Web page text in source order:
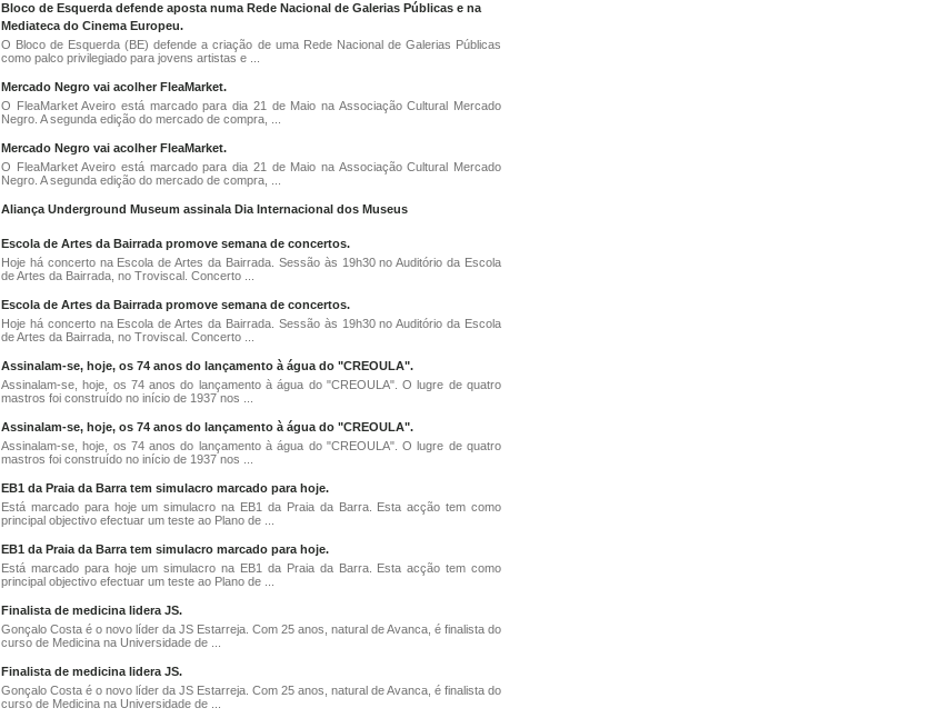
Bloco de Esquerda defende aposta numa Rede Nacional de Galerias Públicas e na
Mediateca do Cinema Europeu.
O Bloco de Esquerda (BE) defende a criação de uma Rede Nacional de Galerias Públicas
como palco privilegiado para jovens artistas e ...
Mercado Negro vai acolher FleaMarket.
O FleaMarket Aveiro está marcado para dia 21 de Maio na Associação Cultural Mercado
Negro. A segunda edição do mercado de compra, ...
Mercado Negro vai acolher FleaMarket.
O FleaMarket Aveiro está marcado para dia 21 de Maio na Associação Cultural Mercado
Negro. A segunda edição do mercado de compra, ...
Aliança Underground Museum assinala Dia Internacional dos Museus
Escola de Artes da Bairrada promove semana de concertos.
Hoje há concerto na Escola de Artes da Bairrada. Sessão às 19h30 no Auditório da Escola
de Artes da Bairrada, no Troviscal. Concerto ...
Escola de Artes da Bairrada promove semana de concertos.
Hoje há concerto na Escola de Artes da Bairrada. Sessão às 19h30 no Auditório da Escola
de Artes da Bairrada, no Troviscal. Concerto ...
Assinalam-se, hoje, os 74 anos do lançamento à água do "CREOULA".
Assinalam-se, hoje, os 74 anos do lançamento à água do "CREOULA". O lugre de quatro
mastros foi construído no início de 1937 nos ...
Assinalam-se, hoje, os 74 anos do lançamento à água do "CREOULA".
Assinalam-se, hoje, os 74 anos do lançamento à água do "CREOULA". O lugre de quatro
mastros foi construído no início de 1937 nos ...
EB1 da Praia da Barra tem simulacro marcado para hoje.
Está marcado para hoje um simulacro na EB1 da Praia da Barra. Esta acção tem como
principal objectivo efectuar um teste ao Plano de ...
EB1 da Praia da Barra tem simulacro marcado para hoje.
Está marcado para hoje um simulacro na EB1 da Praia da Barra. Esta acção tem como
principal objectivo efectuar um teste ao Plano de ...
Finalista de medicina lidera JS.
Gonçalo Costa é o novo líder da JS Estarreja. Com 25 anos, natural de Avanca, é finalista do
curso de Medicina na Universidade de ...
Finalista de medicina lidera JS.
Gonçalo Costa é o novo líder da JS Estarreja. Com 25 anos, natural de Avanca, é finalista do
curso de Medicina na Universidade de ...